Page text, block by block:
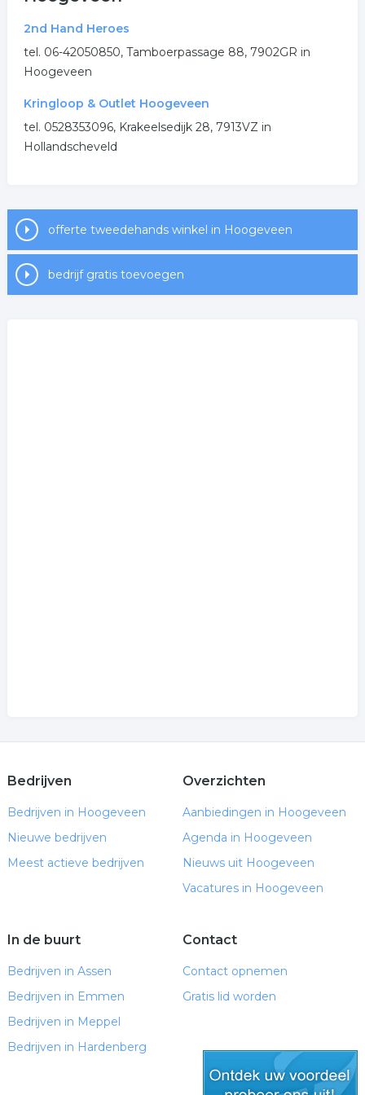
kringloop winkel
.
2nd Hand Heroes
tel. 06-42050850, Tamboerpassage 88, 7902GR in
Hoogeveen
Kringloop & Outlet Hoogeveen
tel. 0528353096, Krakeelsedijk 28, 7913VZ in
Hollandscheveld
offerte tweedehands winkel in Hoogeveen
bedrijf gratis toevoegen
Bedrijven
Bedrijven in Hoogeveen
Nieuwe bedrijven
Meest actieve bedrijven
Overzichten
Aanbiedingen in Hoogeveen
Agenda in Hoogeveen
Nieuws uit Hoogeveen
Vacatures in Hoogeveen
In de buurt
Bedrijven in Assen
Bedrijven in Emmen
Bedrijven in Meppel
Bedrijven in Hardenberg
Contact
Contact opnemen
Gratis lid worden